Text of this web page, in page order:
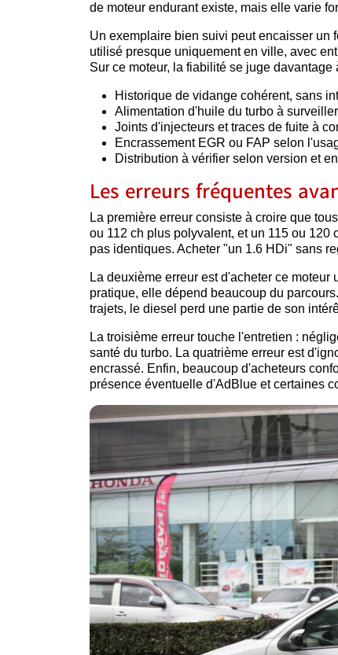
de moteur endurant existe, mais elle varie
Un exemplaire bien suivi peut encaisser un
utilisé presque uniquement en ville, avec
Sur ce moteur, la fiabilité se juge
Historique de vidange cohérent, sans
Alimentation d'huile du turbo à surveiller
Joints d'injecteurs et traces de fuite à
Encrassement EGR ou FAP selon
Distribution à vérifier selon version et
Les erreurs fréquentes
La première erreur consiste à croire que
ou 112 ch plus polyvalent, et un 115 ou
pas identiques. Acheter "un 1.6 HDi" sans
La deuxième erreur est d'acheter ce
pratique, elle dépend beaucoup du
trajets, le diesel perd une partie de son
La troisième erreur touche l'entretien :
santé du turbo. La quatrième erreur est
encrassé. Enfin, beaucoup d'acheteurs
présence éventuelle d'AdBlue et certaines